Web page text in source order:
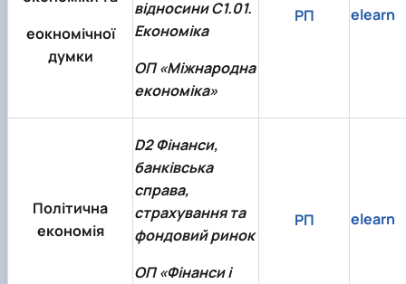
еокномічної
думки
відносини С1.01.
Економіка
ОП «Міжнародна
економіка»
РП elearn
Політична
економія
D2 Фінанси,
банківська
справа,
страхування та
фондовий ринок
ОП «Фінанси і
РП elearn